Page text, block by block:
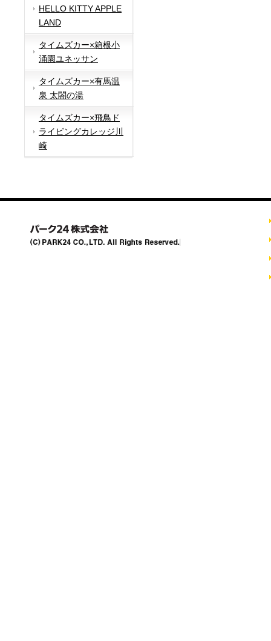
HELLO KITTY APPLE
LAND
タイムズカー×箱根小
涌園ユネッサン
タイムズカー×有馬温
泉 太閤の湯
タイムズカー×飛鳥ド
ライビングカレッジ川
崎